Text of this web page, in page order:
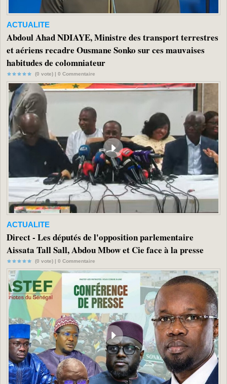
ACTUALITE
Abdoul Ahad NDIAYE, Ministre des transport terrestres
et aériens recadre Ousmane Sonko sur ces mauvaises
habitudes de colomniateur
(0 vote) | 0 Commentaire
ACTUALITE
Direct - Les députés de l'opposition parlementaire
Aissata Tall Sall, Abdou Mbow et Cie face à la presse
(0 vote) | 0 Commentaire